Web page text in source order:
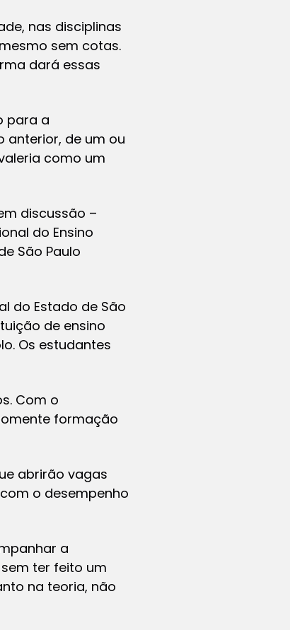
nas disciplinas
sem cotas.
dará essas
para a
anterior, de um ou
como um
discussão –
do Ensino
São Paulo
do Estado de São
de ensino
Os estudantes
Com o
formação
abrirão vagas
o desempenho
a
ter feito um
na teoria, não